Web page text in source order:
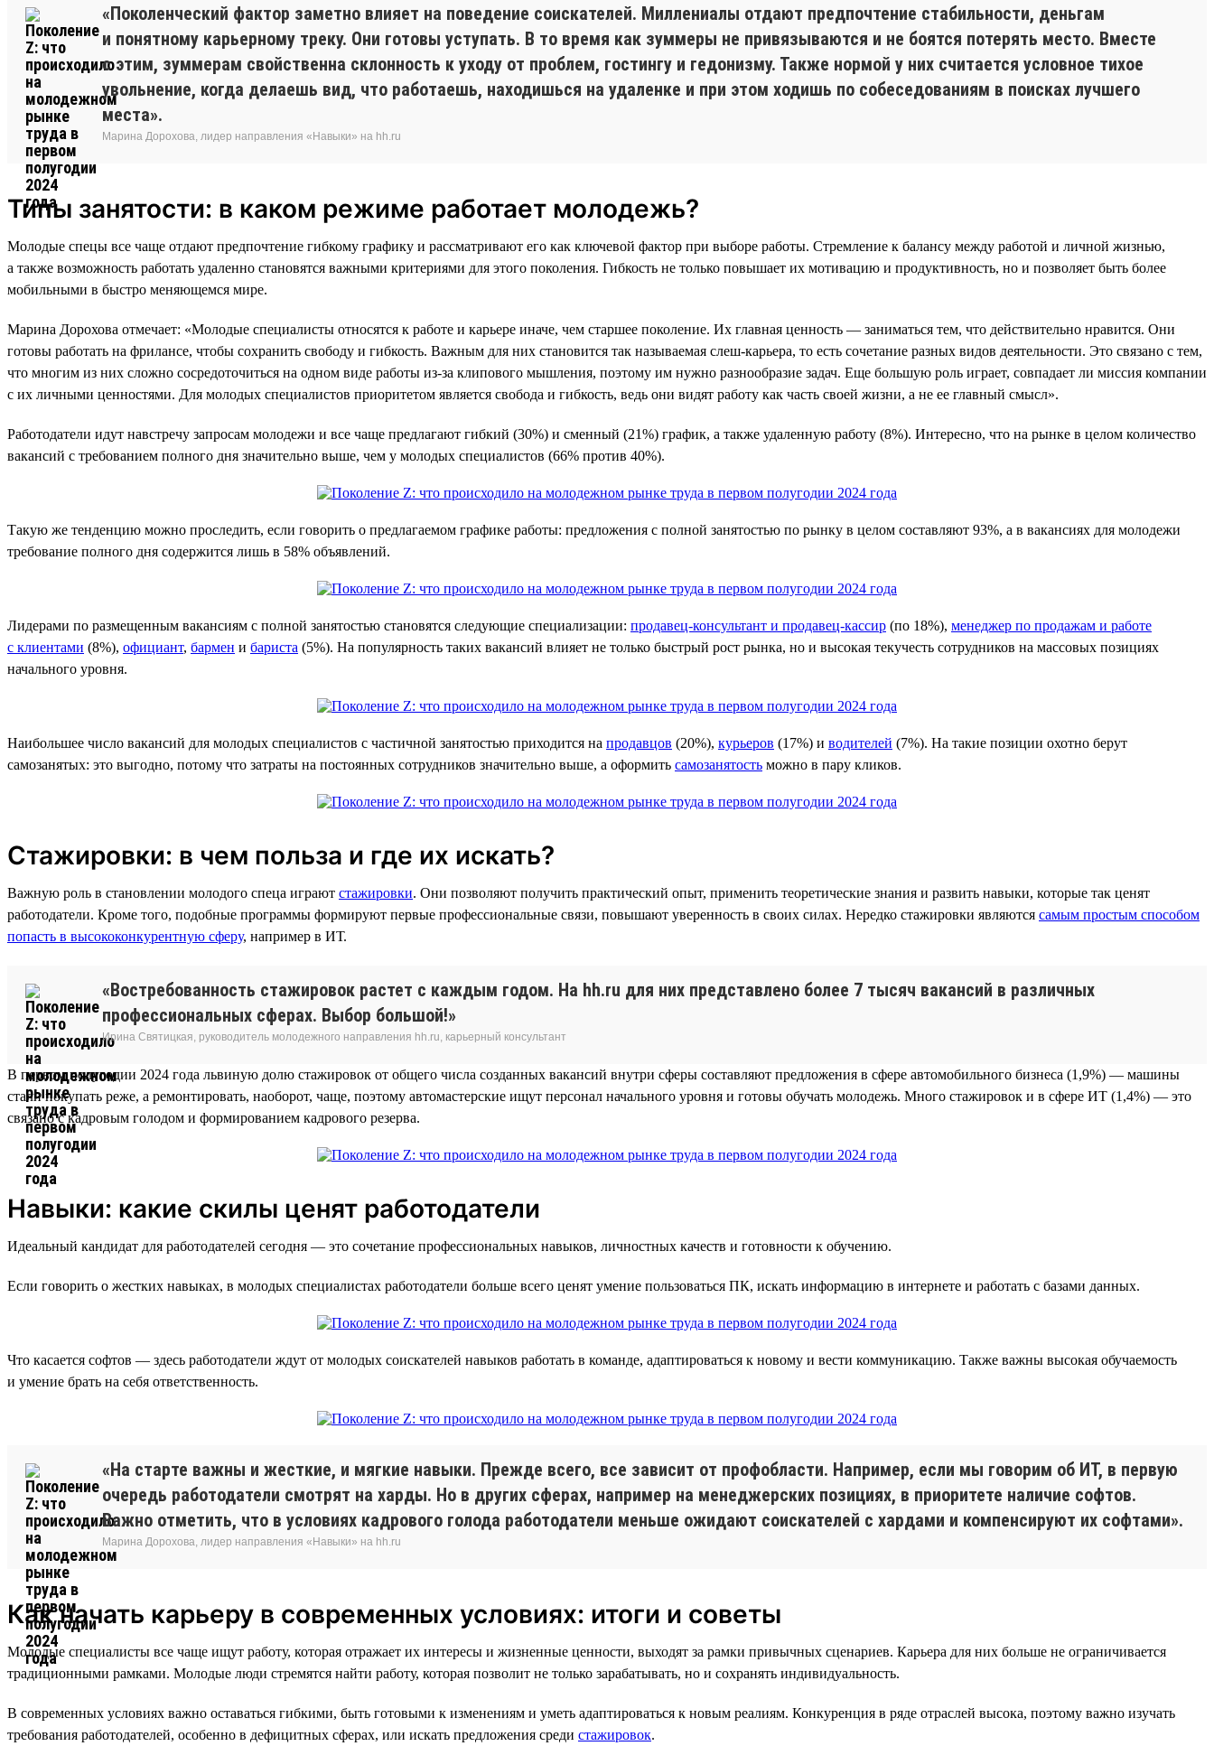
«Поколенческий фактор заметно влияет на поведение соискателей. Миллениалы отдают предпочтение стабильности, деньгам
и понятному карьерному треку. Они готовы уступать. В то время как зуммеры не привязываются и не боятся потерять место. Вместе
с этим, зуммерам свойственна склонность к уходу от проблем, гостингу и гедонизму. Также нормой у них считается условное тихое
увольнение, когда делаешь вид, что работаешь, находишься на удаленке и при этом ходишь по собеседованиям в поисках лучшего
места».
Марина Дорохова, лидер направления «Навыки» на hh.ru
Типы занятости: в каком режиме работает молодежь?
Молодые спецы все чаще отдают предпочтение гибкому графику и рассматривают его как ключевой фактор при выборе работы. Стремление к балансу между работой и личной жизнью,
а также возможность работать удаленно становятся важными критериями для этого поколения. Гибкость не только повышает их мотивацию и продуктивность, но и позволяет быть более
мобильными в быстро меняющемся мире.
Марина Дорохова отмечает: «Молодые специалисты относятся к работе и карьере иначе, чем старшее поколение. Их главная ценность — заниматься тем, что действительно нравится. Они
готовы работать на фрилансе, чтобы сохранить свободу и гибкость. Важным для них становится так называемая слеш-карьера, то есть сочетание разных видов деятельности. Это связано с тем,
что многим из них сложно сосредоточиться на одном виде работы из-за клипового мышления, поэтому им нужно разнообразие задач. Еще большую роль играет, совпадает ли миссия компании
с их личными ценностями. Для молодых специалистов приоритетом является свобода и гибкость, ведь они видят работу как часть своей жизни, а не ее главный смысл».
Работодатели идут навстречу запросам молодежи и все чаще предлагают гибкий (30%) и сменный (21%) график, а также удаленную работу (8%). Интересно, что на рынке в целом количество
вакансий с требованием полного дня значительно выше, чем у молодых специалистов (66% против 40%).
Такую же тенденцию можно проследить, если говорить о предлагаемом графике работы: предложения с полной занятостью по рынку в целом составляют 93%, а в вакансиях для молодежи
требование полного дня содержится лишь в 58% объявлений.
Лидерами по размещенным вакансиям с полной занятостью становятся следующие специализации: продавец-консультант и продавец-кассир (по 18%), менеджер по продажам и работе
с клиентами (8%), официант, бармен и бариста (5%). На популярность таких вакансий влияет не только быстрый рост рынка, но и высокая текучесть сотрудников на массовых позициях
начального уровня.
Наибольшее число вакансий для молодых специалистов с частичной занятостью приходится на продавцов (20%), курьеров (17%) и водителей (7%). На такие позиции охотно берут
самозанятых: это выгодно, потому что затраты на постоянных сотрудников значительно выше, а оформить самозанятость можно в пару кликов.
Стажировки: в чем польза и где их искать?
Важную роль в становлении молодого спеца играют стажировки. Они позволяют получить практический опыт, применить теоретические знания и развить навыки, которые так ценят
работодатели. Кроме того, подобные программы формируют первые профессиональные связи, повышают уверенность в своих силах. Нередко стажировки являются самым простым способом
попасть в высококонкурентную сферу, например в ИТ.
«Востребованность стажировок растет с каждым годом. На hh.ru для них представлено более 7 тысяч вакансий в различных
профессиональных сферах. Выбор большой!»
Ирина Святицкая, руководитель молодежного направления hh.ru, карьерный консультант
В первом полугодии 2024 года львиную долю стажировок от общего числа созданных вакансий внутри сферы составляют предложения в сфере автомобильного бизнеса (1,9%) — машины
стали покупать реже, а ремонтировать, наоборот, чаще, поэтому автомастерские ищут персонал начального уровня и готовы обучать молодежь. Много стажировок и в сфере ИТ (1,4%) — это
связано с кадровым голодом и формированием кадрового резерва.
Навыки: какие скилы ценят работодатели
Идеальный кандидат для работодателей сегодня — это сочетание профессиональных навыков, личностных качеств и готовности к обучению.
Если говорить о жестких навыках, в молодых специалистах работодатели больше всего ценят умение пользоваться ПК, искать информацию в интернете и работать с базами данных.
Что касается софтов — здесь работодатели ждут от молодых соискателей навыков работать в команде, адаптироваться к новому и вести коммуникацию. Также важны высокая обучаемость
и умение брать на себя ответственность.
«На старте важны и жесткие, и мягкие навыки. Прежде всего, все зависит от профобласти. Например, если мы говорим об ИТ, в первую
очередь работодатели смотрят на харды. Но в других сферах, например на менеджерских позициях, в приоритете наличие софтов.
Важно отметить, что в условиях кадрового голода работодатели меньше ожидают соискателей с хардами и компенсируют их софтами».
Марина Дорохова, лидер направления «Навыки» на hh.ru
Как начать карьеру в современных условиях: итоги и советы
Молодые специалисты все чаще ищут работу, которая отражает их интересы и жизненные ценности, выходят за рамки привычных сценариев. Карьера для них больше не ограничивается
традиционными рамками. Молодые люди стремятся найти работу, которая позволит не только зарабатывать, но и сохранять индивидуальность.
В современных условиях важно оставаться гибкими, быть готовыми к изменениям и уметь адаптироваться к новым реалиям. Конкуренция в ряде отраслей высока, поэтому важно изучать
требования работодателей, особенно в дефицитных сферах, или искать предложения среди стажировок.